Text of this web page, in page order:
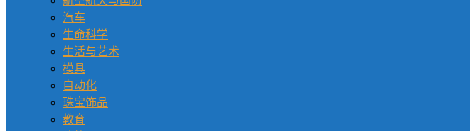
汽车
生命科学
生活与艺术
模具
自动化
珠宝饰品
教育